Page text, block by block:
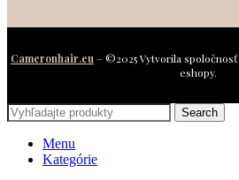
Cameronhair.eu – ©2025 Vytvorila spoločnosť
eshopy.
Search
Menu
Kategórie